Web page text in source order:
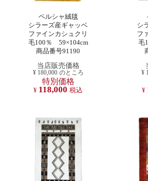
ペルシャ絨毯
シラーズ産ギャッベ
ファインカシュクリ
毛100％ 59×104cm
商品番号91190
当店販売価格
¥ 180,000 のところ
特別価格
¥ 118,000 税込
シ
フ
毛
¥
¥